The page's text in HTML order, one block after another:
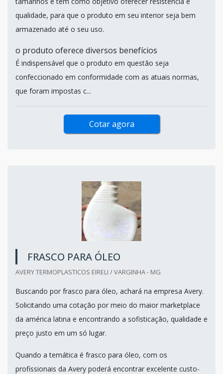
qualidade, para que o produto em seu interior seja bem
armazenado até o seu uso.
o produto oferece diversos benefícios
É indispensável que o produto em questão seja
confeccionado em conformidade com as atuais normas,
que foram impostas c...
Cotar agora
FRASCO PARA ÓLEO
AVERY TERMOPLASTICOS EIRELI / VARGINHA - MG
Buscando por frasco para óleo, achará na empresa Avery.
Solicitando uma cotação por meio do maior marketplace
da américa latina e encontrando a sofisticação, qualidade e
preço justo em um só lugar.
Quando a temática é frasco para óleo, com os
profissionais da Avery poderá encontrar excelente custo-